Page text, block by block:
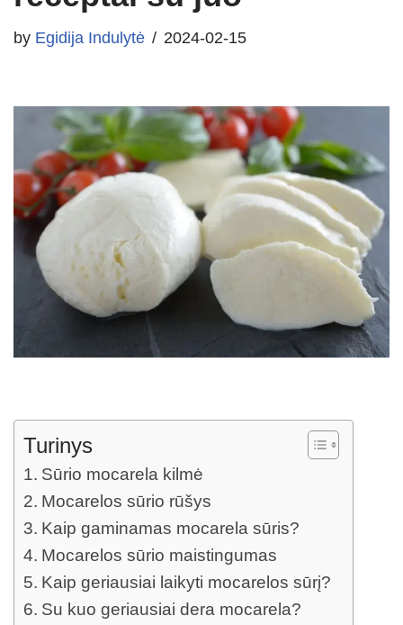
by Egidija Indulytė 2024-02-15
Turinys
Sūrio mocarela kilmė
Mocarelos sūrio rūšys
Kaip gaminamas mocarela sūris?
Mocarelos sūrio maistingumas
Kaip geriausiai laikyti mocarelos sūrį?
Su kuo geriausiai dera mocarela?